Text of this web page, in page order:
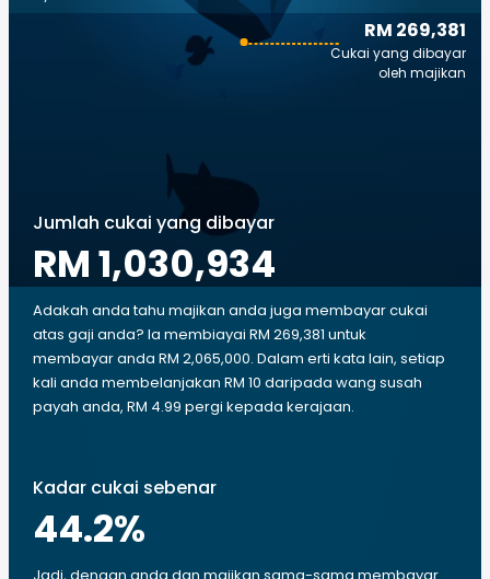
RM 269,381
Cukai yang dibayar
oleh majikan
Jumlah cukai yang dibayar
RM 1,030,934
Adakah anda tahu majikan anda juga membayar cukai
atas gaji anda? Ia membiayai RM 269,381 untuk
membayar anda RM 2,065,000. Dalam erti kata lain, setiap
kali anda membelanjakan RM 10 daripada wang susah
payah anda, RM 4.99 pergi kepada kerajaan.
Kadar cukai sebenar
44.2%